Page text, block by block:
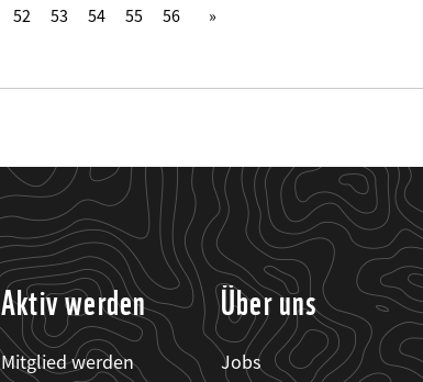
52 53 54 55 56
Aktiv werden
Mitglied werden
Über uns
Jobs